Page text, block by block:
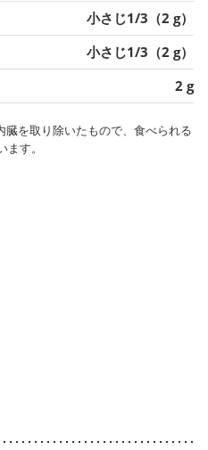
小さじ1/3（2 g）
小さじ1/3（2 g）
2 g
を取り除いたもので、食べられる
す。